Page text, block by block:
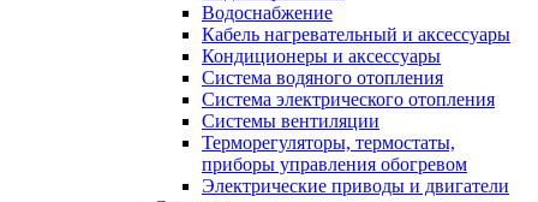
Водоснабжение
Кабель нагревательный и аксессуары
Кондиционеры и аксессуары
Система водяного отопления
Система электрического отопления
Системы вентиляции
Терморегуляторы, термостаты,
приборы управления обогревом
Электрические приводы и двигатели